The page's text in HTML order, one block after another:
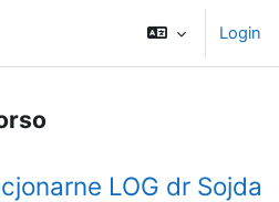
Login
LOG dr Sojda